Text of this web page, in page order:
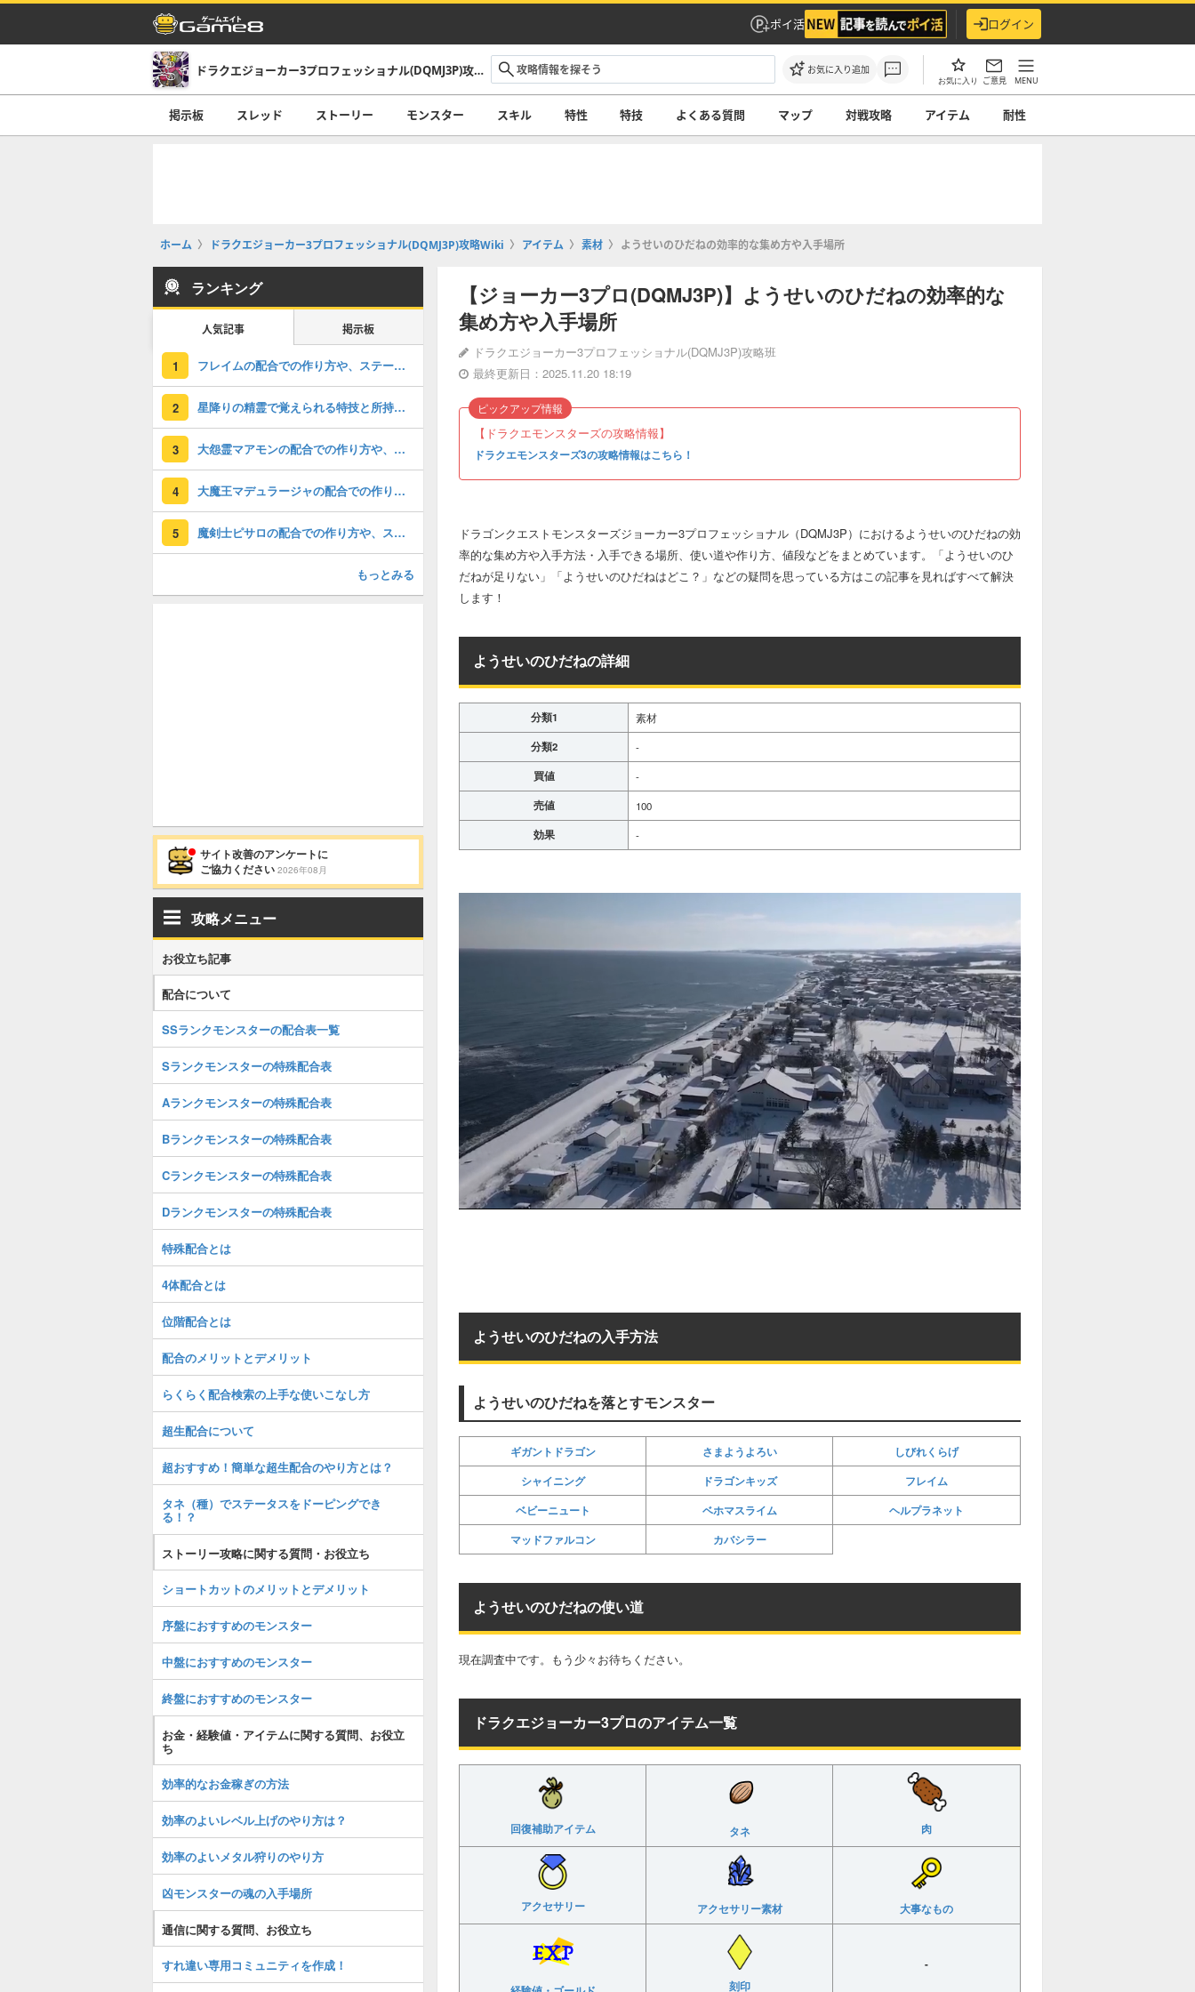
ポイ活 ログイン
ドラクエジョーカー3プロフェッショナル(DQMJ3P)攻略Wiki お気に入り追加
お気に入り ご意見 MENU
掲示板 スレッド ストーリー モンスター スキル 特性 特技 よくある質問 マップ 対戦攻略 アイテム 耐性
ホーム ドラクエジョーカー3プロフェッショナル(DQMJ3P)攻略Wiki アイテム 素材 ようせいのひだねの効率的な集め方や入手場所
【ジョーカー3プロ(DQMJ3P)】ようせいのひだねの効率的な
集め方や入手場所
ドラクエジョーカー3プロフェッショナル(DQMJ3P)攻略班
最終更新日：2025.11.20 18:19
【ドラクエモンスターズの攻略情報】
ドラクエモンスターズ3の攻略情報はこちら！
ピックアップ情報
ドラゴンクエストモンスターズジョーカー3プロフェッショナル（DQMJ3P）におけるようせいのひだねの効
率的な集め方や入手方法・入手できる場所、使い道や作り方、値段などをまとめています。「ようせいのひ
だねが足りない」「ようせいのひだねはどこ？」などの疑問を思っている方はこの記事を見ればすべて解決
します！
ようせいのひだねの詳細
分類1 素材
分類2 -
買値 -
売値 100
効果 -
ようせいのひだねの入手方法
ようせいのひだねを落とすモンスター
ギガントドラゴン さまようよろい
しびれくらげ
シャイニング
ドラゴンキッズ
フレイム
ベビーニュート
ベホマスライム
ヘルプラネット
マッドファルコン
カバシラー
ようせいのひだねの使い道
現在調査中です。もう少々お待ちください。
ドラクエジョーカー3プロのアイテム一覧
回復補助アイテム タネ 肉
アクセサリー アクセサリー素材 大事なもの
刻印
-
ランキング
人気記事 掲示板
1 フレイムの配合での作り方や、ステータスのまとめ
2 星降りの精霊で覚えられる特技と所持モンスター
3 大怨霊マアモンの配合での作り方や、ステータスのまとめ
4 大魔王マデュラージャの配合での作り方や、ステータスのまとめ
5 魔剣士ピサロの配合での作り方や、ステータスのまとめ
もっとみる
サイト改善のアンケートに
ご協力ください 2026年08月
攻略メニュー
お役立ち記事
配合について
SSランクモンスターの配合表一覧
Sランクモンスターの特殊配合表
Aランクモンスターの特殊配合表
Bランクモンスターの特殊配合表
Cランクモンスターの特殊配合表
Dランクモンスターの特殊配合表
特殊配合とは
4体配合とは
位階配合とは
配合のメリットとデメリット
らくらく配合検索の上手な使いこなし方
超生配合について
超おすすめ！簡単な超生配合のやり方とは？
タネ（種）でステータスをドーピングでき
る！？
ストーリー攻略に関する質問・お役立ち
ショートカットのメリットとデメリット
序盤におすすめのモンスター
中盤におすすめのモンスター
終盤におすすめのモンスター
お金・経験値・アイテムに関する質問、お役立
ち
効率的なお金稼ぎの方法
効率のよいレベル上げのやり方は？
効率のよいメタル狩りのやり方
凶モンスターの魂の入手場所
通信に関する質問、お役立ち
すれ違い専用コミュニティを作成！